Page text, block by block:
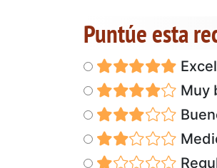
Puntúe esta
Muy